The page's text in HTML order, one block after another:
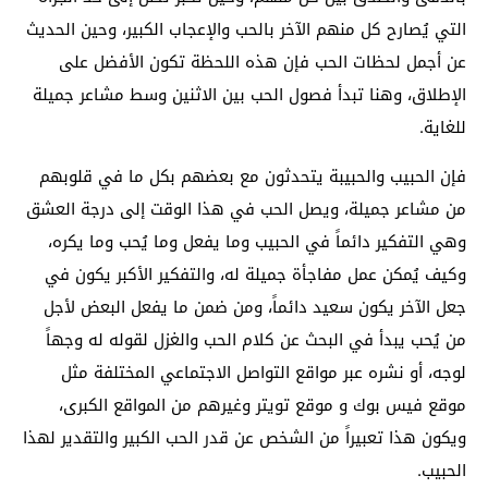
التي يُصارح كل منهم الآخر بالحب والإعجاب الكبير، وحين الحديث
عن أجمل لحظات الحب فإن هذه اللحظة تكون الأفضل على
الإطلاق، وهنا تبدأ فصول الحب بين الاثنين وسط مشاعر جميلة
للغاية.
فإن الحبيب والحبيبة يتحدثون مع بعضهم بكل ما في قلوبهم
من مشاعر جميلة، ويصل الحب في هذا الوقت إلى درجة العشق
وهي التفكير دائماً في الحبيب وما يفعل وما يُحب وما يكره،
وكيف يُمكن عمل مفاجأة جميلة له، والتفكير الأكبر يكون في
جعل الآخر يكون سعيد دائماً، ومن ضمن ما يفعل البعض لأجل
من يُحب يبدأ في البحث عن كلام الحب والغزل لقوله له وجهاً
لوجه، أو نشره عبر مواقع التواصل الاجتماعي المختلفة مثل
موقع فيس بوك و موقع تويتر وغيرهم من المواقع الكبرى،
ويكون هذا تعبيراً من الشخص عن قدر الحب الكبير والتقدير لهذا
الحبيب.